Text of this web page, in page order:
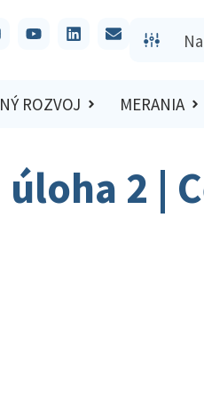
ROZVOJ MERANIA
2 |